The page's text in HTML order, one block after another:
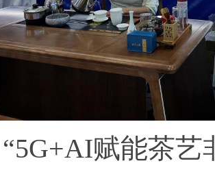
“5G+AI赋能茶艺